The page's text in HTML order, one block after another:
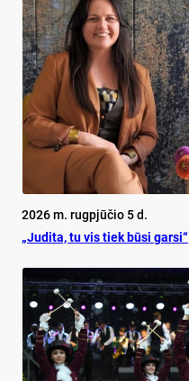
2026 m. rugpjūčio 5 d.
„Judita, tu vis tiek būsi garsi“